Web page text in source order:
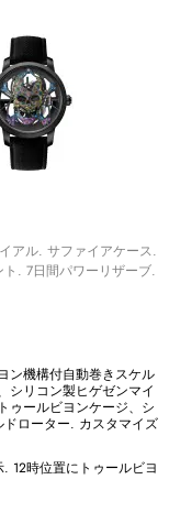
アル. サファイアケース.
. 7日間パワーリザーブ.
ン機構付自動巻きスケル
シリコン製ヒゲゼンマイ
ゥールビヨンケージ、シ
ドローター. カスタマイズ
12時位置にトゥールビヨ